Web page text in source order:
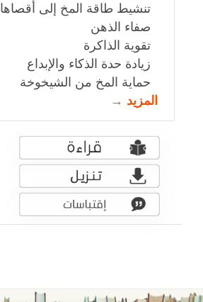
تنشيط طاقة المخ إلى أقصاها
صفاء الذهن
تقوية الذاكرة
زيادة حدة الذكاء والإبداع
حماية المخ من الشيخوخة
المزيد →